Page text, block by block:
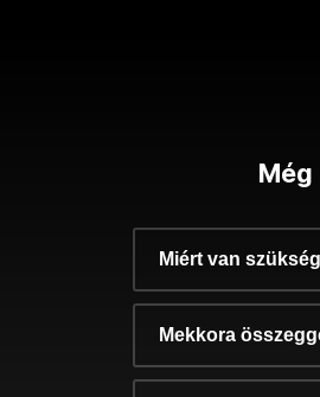
Miért van
Mekkora